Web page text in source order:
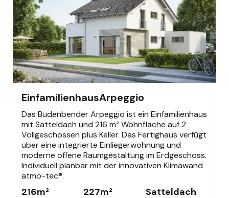
EinfamilienhausArpeggio
Das Büdenbender Arpeggio ist ein Einfamilienhaus
mit Satteldach und 216 m² Wohnfläche auf 2
Vollgeschossen plus Keller. Das Fertighaus verfügt
über eine integrierte Einliegerwohnung und
moderne offene Raumgestaltung im Erdgeschoss.
Individuell planbar mit der innovativen Klimawand
atmo-tec®.
216m² 227m² Satteldach